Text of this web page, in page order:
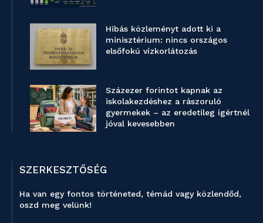
Hibás közleményt adott ki a
minisztérium: nincs országos
elsőfokú vízkorlátozás
Százezer forintot kapnak az
iskolakezdéshez a rászoruló
gyermekek – az eredetileg ígértnél
jóval kevesebben
SZERKESZTŐSÉG
Ha van egy fontos történeted, témád vagy közlendőd,
oszd meg velünk!